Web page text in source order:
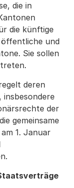
die in
die künftige
und
Sie sollen
deren
insbesondere
der
gemeinsame
1. Januar